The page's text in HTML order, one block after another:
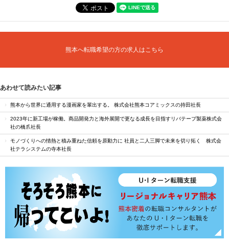
熊本へ転職希望の方の求人はこちら
あわせて読みたい記事
熊本から世界に通用する漫画家を輩出する。 株式会社熊本コアミックスの持田社長
2023年に新工場が稼働。商品開発力と海外展開で更なる成長を目指すリバテープ製薬株式会
社の橋爪社長
モノづくりへの情熱と積み重ねた信頼を原動力に 社員と二人三脚で未来を切り拓く 株式会
社テラシステムの寺本社長